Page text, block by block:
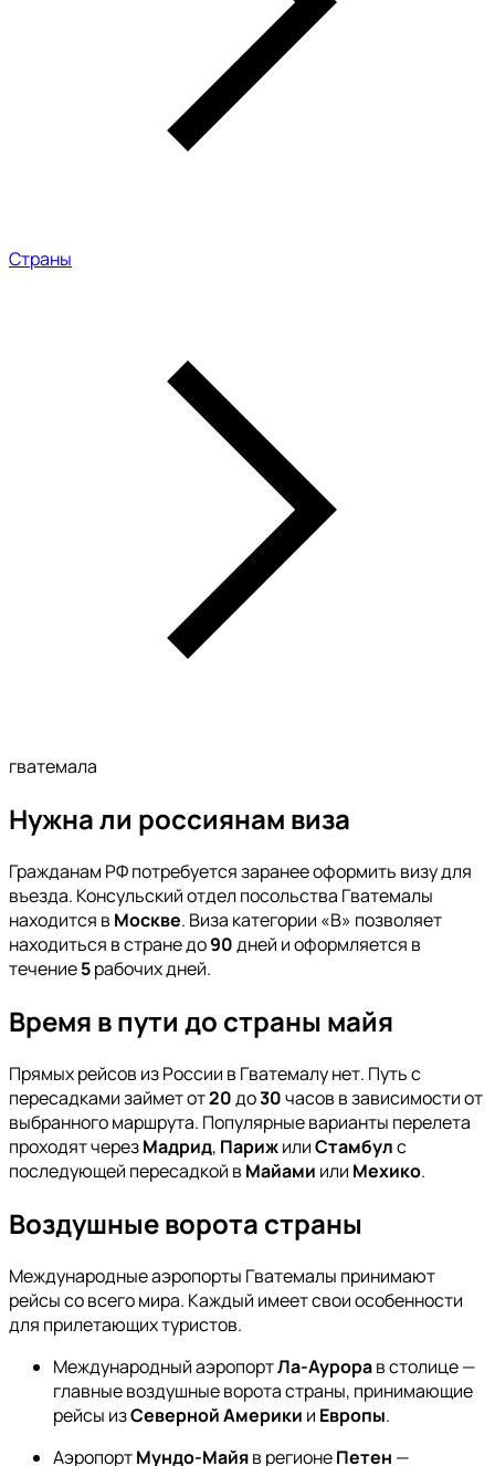
Страны
гватемала
Нужна ли россиянам виза
Гражданам РФ потребуется заранее оформить визу для
въезда. Консульский отдел посольства Гватемалы
находится в Москве. Виза категории «В» позволяет
находиться в стране до90дней и оформляется в
течение5рабочих дней.
Время в пути до страны майя
Прямых рейсов из России в Гватемалу нет. Путь с
пересадками займет от20до30часов в зависимости от
выбранного маршрута. Популярные варианты перелета
проходят черезМадрид, ПарижилиСтамбулс
последующей пересадкой в Майами или Мехико.
Воздушные ворота страны
Международные аэропорты Гватемалы принимают
рейсы со всего мира. Каждый имеет свои особенности
для прилетающих туристов.
Международный аэропортЛа-Аурорав столице —
главные воздушные ворота страны, принимающие
рейсы изСеверной Америки и Европы.
АэропортМундо-Майяв регионеПетен —